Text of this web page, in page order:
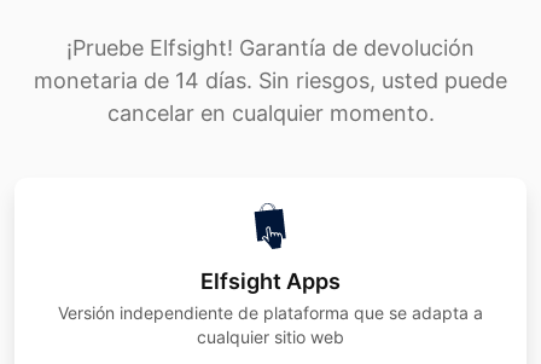
¡Pruebe Elfsight! Garantía de devolución
monetaria de 14 días. Sin riesgos, usted puede
cancelar en cualquier momento.
Elfsight Apps
Versión independiente de plataforma que se adapta a
cualquier sitio web